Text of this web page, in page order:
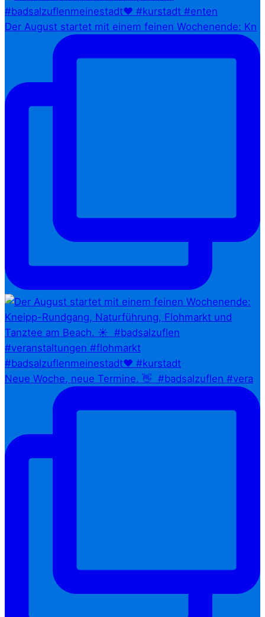
Der August startet mit einem feinen Wochenende: Kn
Neue Woche, neue Termine. 👋⁠ ⁠ #badsalzuflen #vera